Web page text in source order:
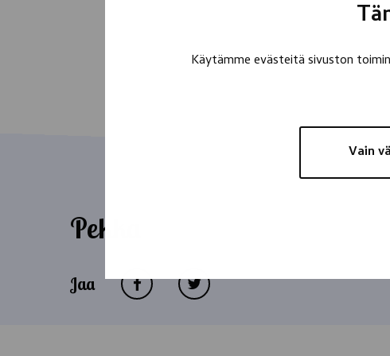
Käytämme evästeitä sivuston
Vain
Pekka
Jaa